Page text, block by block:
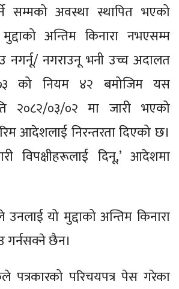
सम्मको अवस्था स्थापित भएको
अन्तिम किनारा नभएसम्म
नगर्नू/ नगराउनू भनी उच्च अदालत
को नियम ४२ बमोजिम यस
२०८२/०३/०२ मा जारी भएको
आदेशलाई निरन्तरता दिएको छ।
विपक्षीहरूलाई दिनू,’ आदेशमा
उनलाई यो मुद्दाको अन्तिम किनारा
गर्नसक्ने छैन।
पत्रकारको परिचयपत्र पेस गरेका